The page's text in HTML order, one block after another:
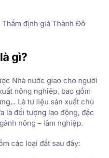
định giá Thành Đô
gì?
Nhà nước giao cho người
nông nghiệp, bao gồm
Là tư liệu sản xuất chủ
là đối tượng lao động, đặc
nông – lâm nghiệp.
các loại đất sau đây: